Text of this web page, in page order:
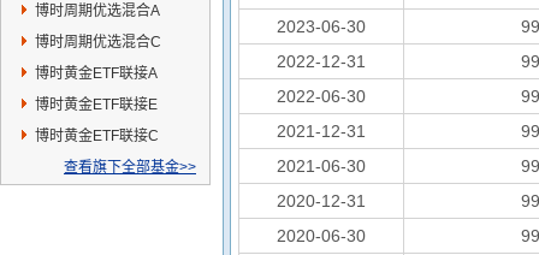
博时周期优选混合A
博时周期优选混合C
博时黄金ETF联接A
博时黄金ETF联接E
博时黄金ETF联接C
查看旗下全部基金>>
2023-06-30
2022-12-31
2022-06-30
2021-12-31
2021-06-30
2020-12-31
2020-06-30